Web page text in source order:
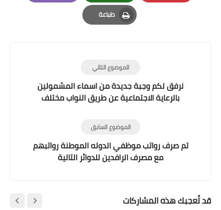
Pinterest
Whatsapp
Email
طباعة
Print
الموضوع التالي
نرفق لكم وجبة جديدة من اسماء المشمولين
بالرعاية الاجتماعية عن طريق النواب مختلف
الموضوع السابق
تم صرف رواتب موظفي الدوله الموطنة رواتبهم
مع مصرف الرافدين للدوائر التالية
قد تُعجبك هذه المشاركات